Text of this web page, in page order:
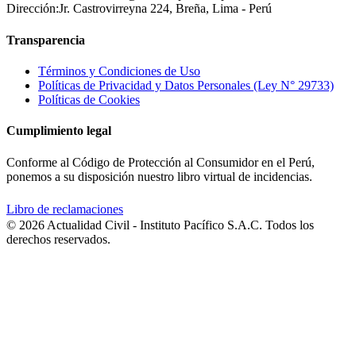
Dirección:Jr. Castrovirreyna 224, Breña, Lima - Perú
Transparencia
Términos y Condiciones de Uso
Políticas de Privacidad y Datos Personales (Ley N° 29733)
Políticas de Cookies
Cumplimiento legal
Conforme al Código de Protección al Consumidor en el Perú,
ponemos a su disposición nuestro libro virtual de incidencias.
Libro de reclamaciones
© 2026 Actualidad Civil - Instituto Pacífico S.A.C. Todos los
derechos reservados.